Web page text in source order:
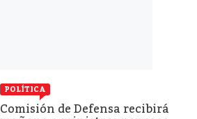
POLÍTICA
Comisión de Defensa recibirá